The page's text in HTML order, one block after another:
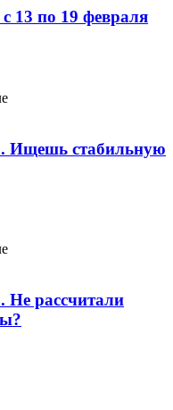
13 по 19 февраля
стабильную
рассчитали